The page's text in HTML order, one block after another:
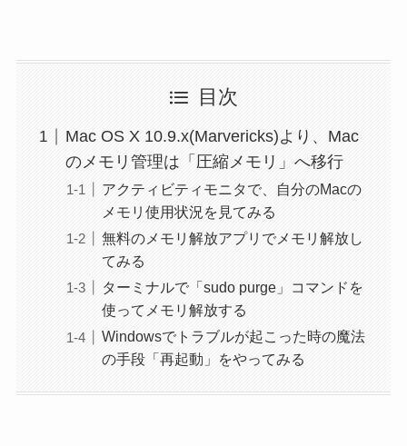
目次
Mac OS X 10.9.x(Marvericks)より、Mac
のメモリ管理は「圧縮メモリ」へ移行
アクティビティモニタで、自分のMacの
メモリ使用状況を見てみる
無料のメモリ解放アプリでメモリ解放し
てみる
ターミナルで「sudo purge」コマンドを
使ってメモリ解放する
Windowsでトラブルが起こった時の魔法
の手段「再起動」をやってみる